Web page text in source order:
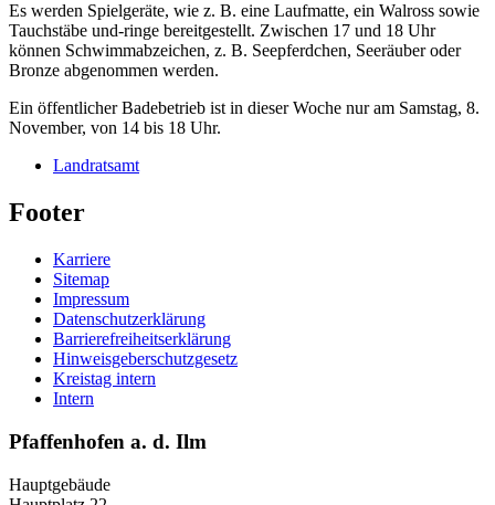
Es werden Spielgeräte, wie z. B. eine Laufmatte, ein Walross sowie
Tauchstäbe und-ringe bereitgestellt. Zwischen 17 und 18 Uhr
können Schwimmabzeichen, z. B. Seepferdchen, Seeräuber oder
Bronze abgenommen werden.
Ein öffentlicher Badebetrieb ist in dieser Woche nur am Samstag, 8.
November, von 14 bis 18 Uhr.
Landratsamt
Footer
Karriere
Sitemap
Impressum
Datenschutzerklärung
Barrierefreiheitserklärung
Hinweisgeberschutzgesetz
Kreistag intern
Intern
Pfaffenhofen a. d. Ilm
Hauptgebäude